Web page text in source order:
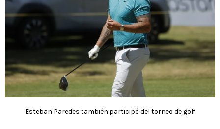
Esteban Paredes también participó del torneo de golf